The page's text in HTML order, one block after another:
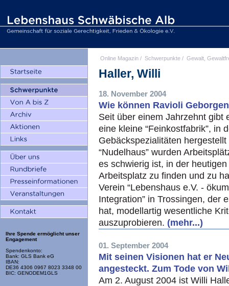
Ihre Spende ermöglicht unser
Engagement
Spendenkonto:
Bank: GLS Bank eG
IBAN:
DE36 4306 0967 8023 3348 00
BIC: GENODEM1GLS
Online Magazin / Schwerpunkte / Gewalt,
Haller, Willi
18. November 2004
Wie können Ravioli
Seit über einem Jahrzehnt gibt
eine kleine “Feinkostfabrik”, in
Gebäckspezialitäten
“Nudelhaus” wurden
es schwierig ist, in der
Arbeitsplatz zu finden und zu
Verein “Lebenshaus e.V. -
Integration” in Trossingen, der
hat, modellartig wesentliche
auszuprobieren. (mehr...)
01. September 2004
Mit seinen Visionen hat er
angesteckt. Zum Tode von
Am 2. August 2004 ist Willi